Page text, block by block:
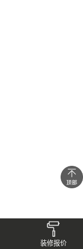
装修报价